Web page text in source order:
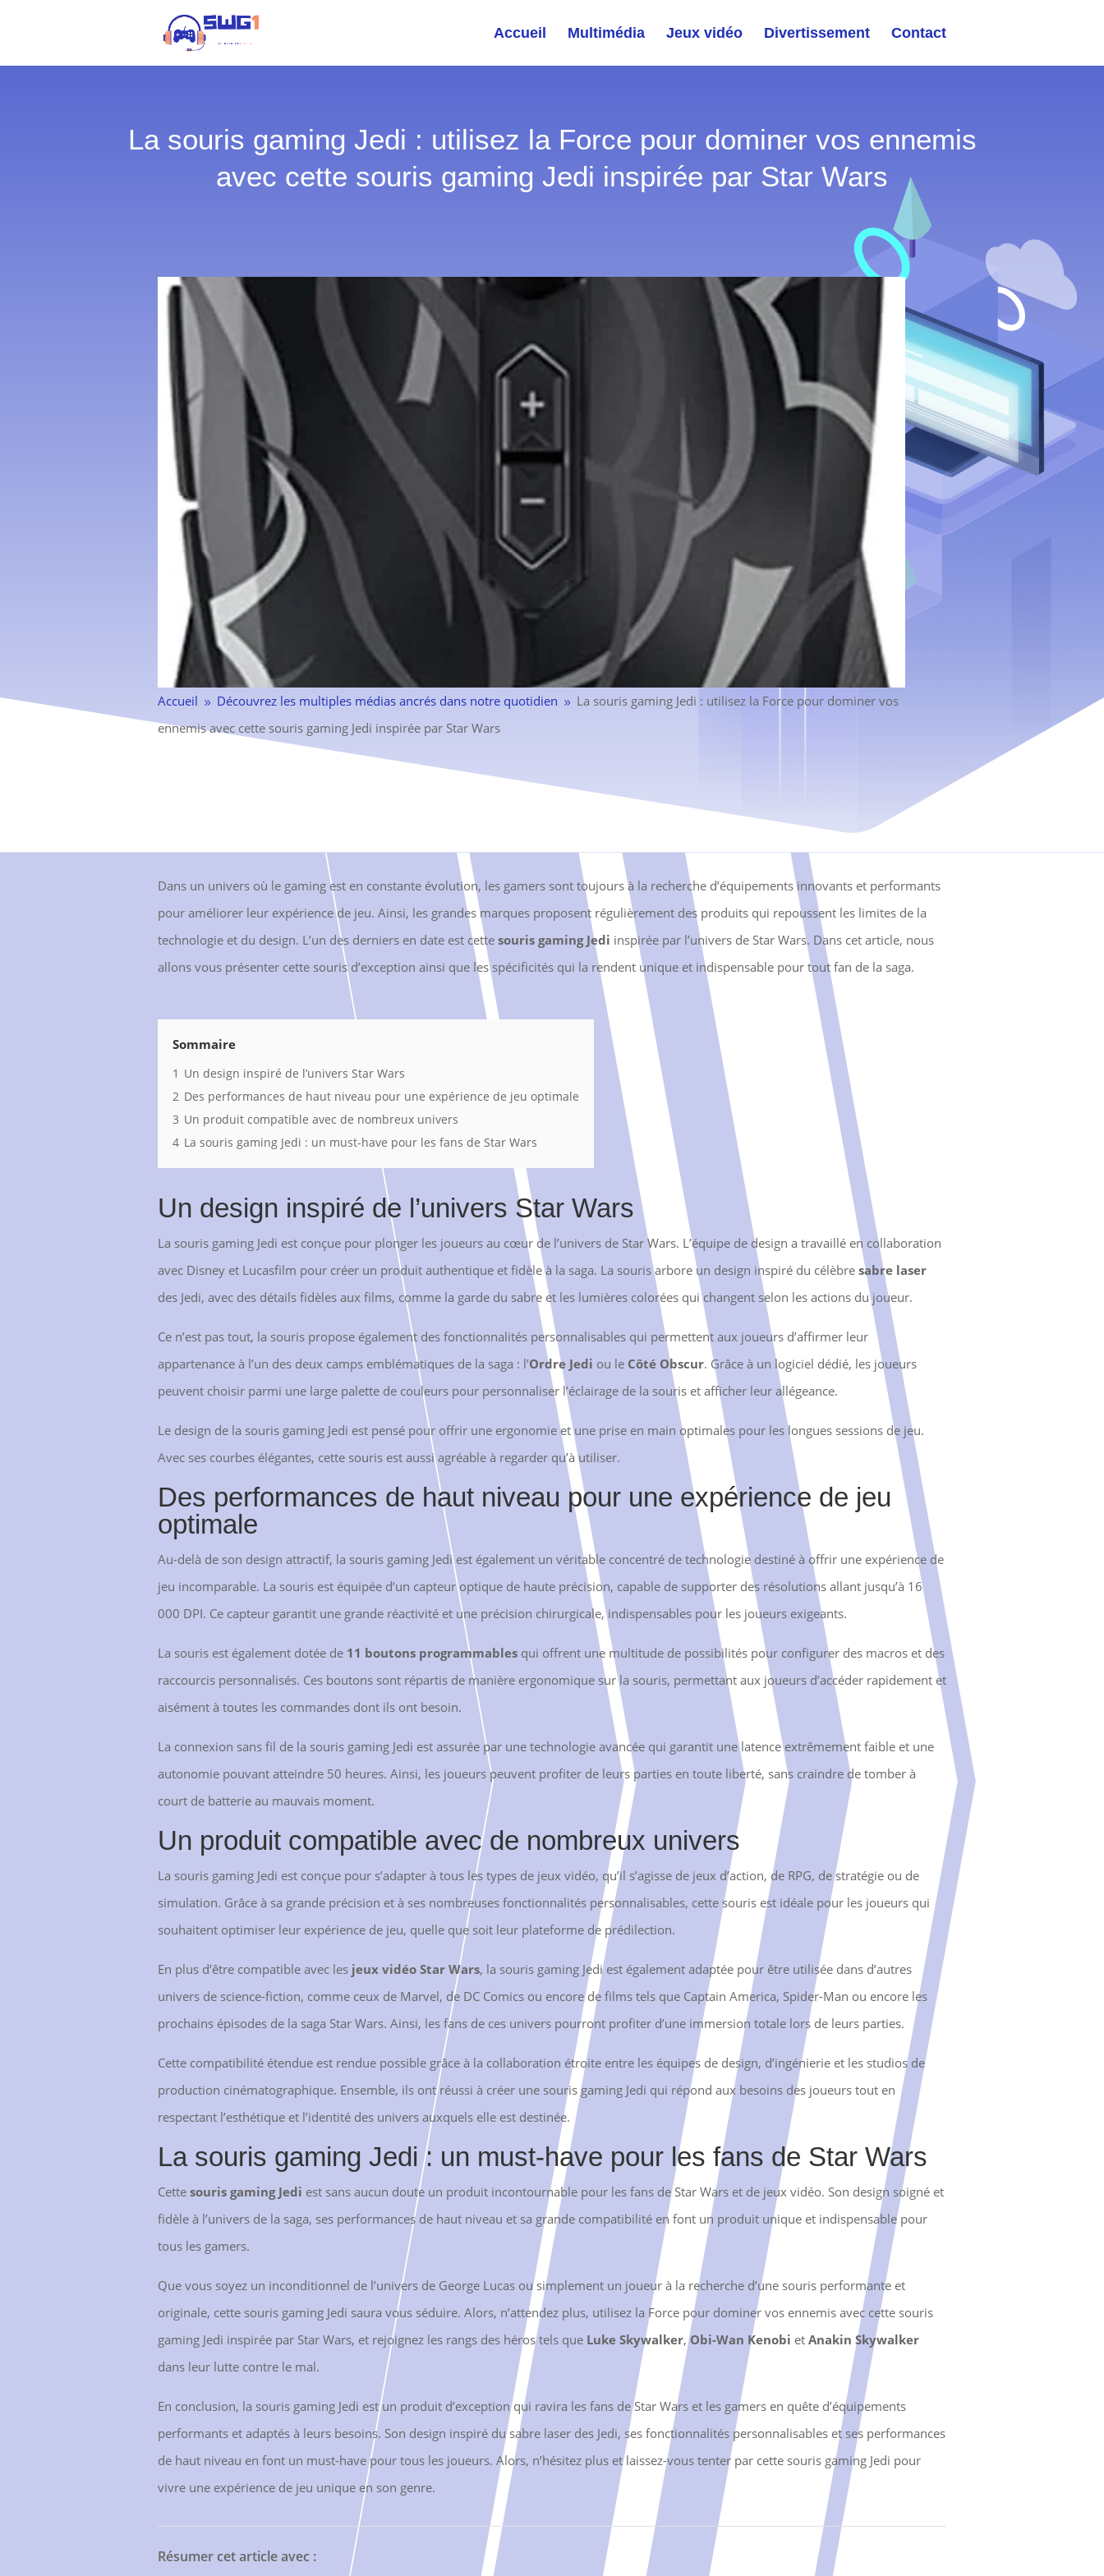
Accueil Multimédia Jeux vidéo Divertissement Contact
La souris gaming Jedi : utilisez la Force pour dominer vos ennemis
avec cette souris gaming Jedi inspirée par Star Wars
Accueil 9 Découvrez les multiples médias ancrés dans notre quotidien 9 La souris gaming Jedi : utilisez la Force pour dominer vos
ennemis avec cette souris gaming Jedi inspirée par Star Wars
Dans un univers où le gaming est en constante évolution, les gamers sont toujours à la recherche d’équipements innovants et performants
pour améliorer leur expérience de jeu. Ainsi, les grandes marques proposent régulièrement des produits qui repoussent les limites de la
technologie et du design. L’un des derniers en date est cette souris gaming Jedi inspirée par l’univers de Star Wars. Dans cet article, nous
allons vous présenter cette souris d’exception ainsi que les spécificités qui la rendent unique et indispensable pour tout fan de la saga.
Sommaire
1 Un design inspiré de l’univers Star Wars
2 Des performances de haut niveau pour une expérience de jeu optimale
3 Un produit compatible avec de nombreux univers
4 La souris gaming Jedi : un must-have pour les fans de Star Wars
Un design inspiré de l’univers Star Wars
La souris gaming Jedi est conçue pour plonger les joueurs au cœur de l’univers de Star Wars. L’équipe de design a travaillé en collaboration
avec Disney et Lucasfilm pour créer un produit authentique et fidèle à la saga. La souris arbore un design inspiré du célèbre sabre laser
des Jedi, avec des détails fidèles aux films, comme la garde du sabre et les lumières colorées qui changent selon les actions du joueur.
Ce n’est pas tout, la souris propose également des fonctionnalités personnalisables qui permettent aux joueurs d’affirmer leur
appartenance à l’un des deux camps emblématiques de la saga : l’Ordre Jedi ou le Côté Obscur. Grâce à un logiciel dédié, les joueurs
peuvent choisir parmi une large palette de couleurs pour personnaliser l’éclairage de la souris et afficher leur allégeance.
Le design de la souris gaming Jedi est pensé pour offrir une ergonomie et une prise en main optimales pour les longues sessions de jeu.
Avec ses courbes élégantes, cette souris est aussi agréable à regarder qu’à utiliser.
Des performances de haut niveau pour une expérience de jeu
optimale
Au-delà de son design attractif, la souris gaming Jedi est également un véritable concentré de technologie destiné à offrir une expérience de
jeu incomparable. La souris est équipée d’un capteur optique de haute précision, capable de supporter des résolutions allant jusqu’à 16
000 DPI. Ce capteur garantit une grande réactivité et une précision chirurgicale, indispensables pour les joueurs exigeants.
La souris est également dotée de 11 boutons programmables qui offrent une multitude de possibilités pour configurer des macros et des
raccourcis personnalisés. Ces boutons sont répartis de manière ergonomique sur la souris, permettant aux joueurs d’accéder rapidement et
aisément à toutes les commandes dont ils ont besoin.
La connexion sans fil de la souris gaming Jedi est assurée par une technologie avancée qui garantit une latence extrêmement faible et une
autonomie pouvant atteindre 50 heures. Ainsi, les joueurs peuvent profiter de leurs parties en toute liberté, sans craindre de tomber à
court de batterie au mauvais moment.
Un produit compatible avec de nombreux univers
La souris gaming Jedi est conçue pour s’adapter à tous les types de jeux vidéo, qu’il s’agisse de jeux d’action, de RPG, de stratégie ou de
simulation. Grâce à sa grande précision et à ses nombreuses fonctionnalités personnalisables, cette souris est idéale pour les joueurs qui
souhaitent optimiser leur expérience de jeu, quelle que soit leur plateforme de prédilection.
En plus d’être compatible avec les jeux vidéo Star Wars, la souris gaming Jedi est également adaptée pour être utilisée dans d’autres
univers de science-fiction, comme ceux de Marvel, de DC Comics ou encore de films tels que Captain America, Spider-Man ou encore les
prochains épisodes de la saga Star Wars. Ainsi, les fans de ces univers pourront profiter d’une immersion totale lors de leurs parties.
Cette compatibilité étendue est rendue possible grâce à la collaboration étroite entre les équipes de design, d’ingénierie et les studios de
production cinématographique. Ensemble, ils ont réussi à créer une souris gaming Jedi qui répond aux besoins des joueurs tout en
respectant l’esthétique et l’identité des univers auxquels elle est destinée.
La souris gaming Jedi : un must-have pour les fans de Star Wars
Cette souris gaming Jedi est sans aucun doute un produit incontournable pour les fans de Star Wars et de jeux vidéo. Son design soigné et
fidèle à l’univers de la saga, ses performances de haut niveau et sa grande compatibilité en font un produit unique et indispensable pour
tous les gamers.
Que vous soyez un inconditionnel de l’univers de George Lucas ou simplement un joueur à la recherche d’une souris performante et
originale, cette souris gaming Jedi saura vous séduire. Alors, n’attendez plus, utilisez la Force pour dominer vos ennemis avec cette souris
gaming Jedi inspirée par Star Wars, et rejoignez les rangs des héros tels que Luke Skywalker,Obi-Wan Kenobi et Anakin Skywalker
dans leur lutte contre le mal.
En conclusion, la souris gaming Jedi est un produit d’exception qui ravira les fans de Star Wars et les gamers en quête d’équipements
performants et adaptés à leurs besoins. Son design inspiré du sabre laser des Jedi, ses fonctionnalités personnalisables et ses performances
de haut niveau en font un must-have pour tous les joueurs. Alors, n’hésitez plus et laissez-vous tenter par cette souris gaming Jedi pour
vivre une expérience de jeu unique en son genre.
Résumer cet article avec :